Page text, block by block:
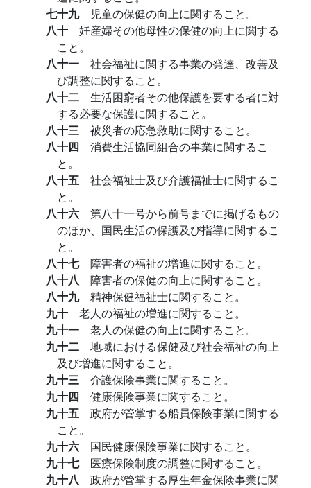
七十九
児童の保健の向上に関すること。
八十 妊産婦その他母性の保健の向上に関する
こと。
八十一 社会福祉に関する事業の発達、改善及
び調整に関すること。
八十二 生活困窮者その他保護を要する者に対
する必要な保護に関すること。
八十三 被災者の応急救助に関すること。
八十四 消費生活協同組合の事業に関するこ
と。
八十五 社会福祉士及び介護福祉士に関するこ
と。
八十六 第八十一号から前号までに掲げるもの
のほか、国民生活の保護及び指導に関するこ
と。
八十七 障害者の福祉の増進に関すること。
八十八 障害者の保健の向上に関すること。
八十九 精神保健福祉士に関すること。
九十 老人の福祉の増進に関すること。
九十一 老人の保健の向上に関すること。
九十二 地域における保健及び社会福祉の向上
及び増進に関すること。
九十三 介護保険事業に関すること。
九十四 健康保険事業に関すること。
九十五 政府が管掌する船員保険事業に関する
こと。
九十六 国民健康保険事業に関すること。
九十七 医療保険制度の調整に関すること。
九十八 政府が管掌する厚生年金保険事業に関